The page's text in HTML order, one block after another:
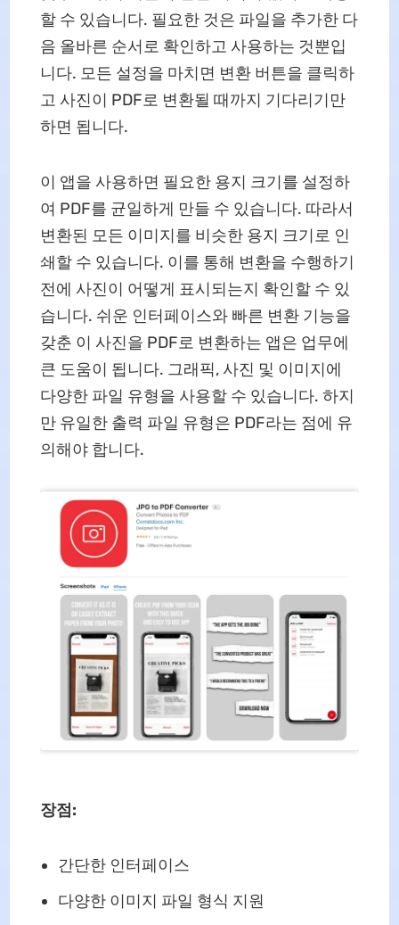
할 수 있습니다. 필요한 것은 파일을 추가한 다
음 올바른 순서로 확인하고 사용하는 것뿐입
니다. 모든 설정을 마치면 변환 버튼을 클릭하
고 사진이 PDF로 변환될 때까지 기다리기만
하면 됩니다.
이 앱을 사용하면 필요한 용지 크기를 설정하
여 PDF를 균일하게 만들 수 있습니다. 따라서
변환된 모든 이미지를 비슷한 용지 크기로 인
쇄할 수 있습니다. 이를 통해 변환을 수행하기
전에 사진이 어떻게 표시되는지 확인할 수 있
습니다. 쉬운 인터페이스와 빠른 변환 기능을
갖춘 이 사진을 PDF로 변환하는 앱은 업무에
큰 도움이 됩니다. 그래픽, 사진 및 이미지에
다양한 파일 유형을 사용할 수 있습니다. 하지
만 유일한 출력 파일 유형은 PDF라는 점에 유
의해야 합니다.
장점:
간단한 인터페이스
다양한 이미지 파일 형식 지원